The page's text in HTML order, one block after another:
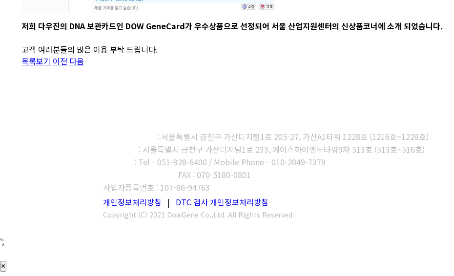
저희 다우진의 DNA 보관카드인 DOW GeneCard가 우수상품으로 선정되어 서울 산업지원센터의 신상품코너에 소개 되었습니다.
고객 여러분들의 많은 이용 부탁 드립니다.
목록보기 이전 다음
: 서울특별시 금천구 가산디지털1로 205-27, 가산A1타워 1228호 (1216호~1228호)
: 서울특별시 금천구 가산디지털1로 233, 에이스하이엔드타워9차 513호 (513호~516호)
: Telㆍ051-928-6400 / Mobile Phoneㆍ010-2049-7379
FAX : 070-5180-0801
사업자등록번호 : 107-86-94763
개인정보처리방침 | DTC 검사 개인정보처리방침
Copyright (C) 2021 DowGene Co.,Ltd. All Rights Reserved.
';
×